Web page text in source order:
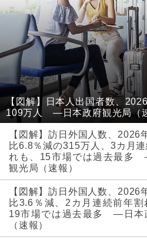
【図解】日本人出国者数、
109万人 ―日本政府観光局（
【図解】訪日外国人数、2026
比6.8％減の315万人、3カ月連
れも、15市場では過去最多
観光局（速報）
【図解】訪日外国人数、2026
比3.6％減、2カ月連続前年割
19市場では過去最多 ―日本
（速報）